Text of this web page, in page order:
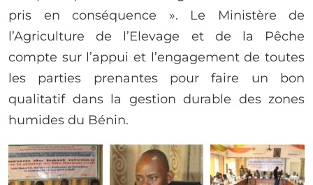
pris en conséquence ». Le Ministère de
l’Agriculture de l’Elevage et de la Pêche
compte sur l’appui et l’engagement de toutes
les parties prenantes pour faire un bon
qualitatif dans la gestion durable des zones
humides du Bénin.